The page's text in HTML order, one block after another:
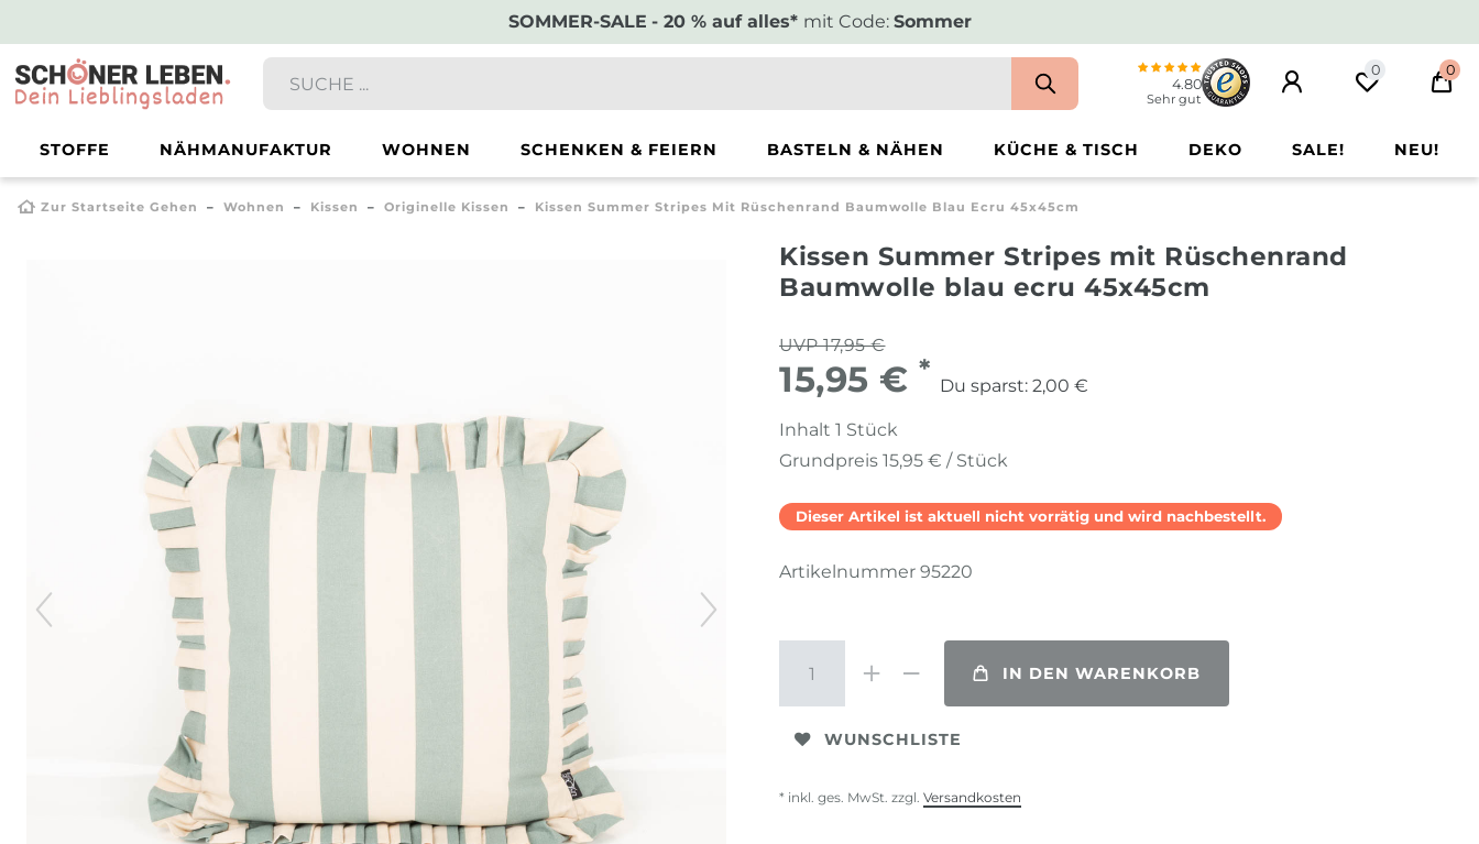
SOMMER-SALE - 20 % auf alles* mit Code: Sommer
4.80
Sehr gut
0 0
STOFFE NÄHMANUFAKTUR WOHNEN SCHENKEN & FEIERN BASTELN & NÄHEN KÜCHE & TISCH DEKO SALE! NEU!
Zur Startseite Gehen Wohnen Kissen Originelle Kissen Kissen Summer Stripes Mit Rüschenrand Baumwolle Blau Ecru 45x45cm
Kissen Summer Stripes mit Rüschenrand
Baumwolle blau ecru 45x45cm
UVP 17,95 €
15,95 € *
Du sparst: 2,00 €
Inhalt 1 Stück
Grundpreis 15,95 € / Stück
Dieser Artikel ist aktuell nicht vorrätig und wird nachbestellt.
Artikelnummer 95220
IN DEN WARENKORB
WUNSCHLISTE
* inkl. ges. MwSt. zzgl. Versandkosten